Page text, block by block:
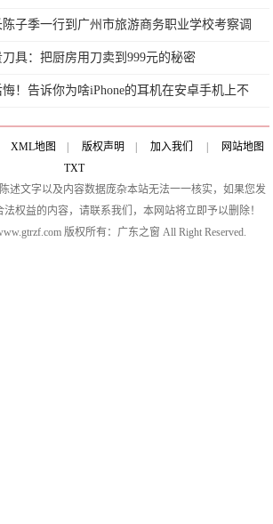
子季一行到广州市旅游商务职业学校考察调
具：把厨房用刀卖到999元的秘密
！告诉你为啥iPhone的耳机在安卓手机上不
XML地图 版权声明 加入我们
网站地图
TXT
述文字以及内容数据庞杂本站无法一一核实，如果您发
权益的内容，请联系我们，本网站将立即予以删除！
版权所有：广东之窗 All Right Reserved.